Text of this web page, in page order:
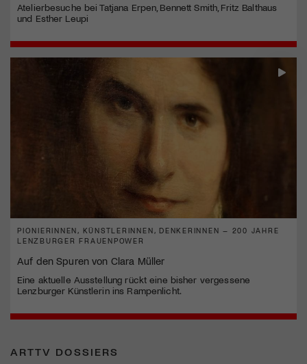
Atelierbesuche bei Tatjana Erpen, Bennett Smith, Fritz Balthaus
und Esther Leupi
PIONIERINNEN, KÜNSTLERINNEN, DENKERINNEN – 200 JAHRE
LENZBURGER FRAUENPOWER
Auf den Spuren von Clara Müller
Eine aktuelle Ausstellung rückt eine bisher vergessene
Lenzburger Künstlerin ins Rampenlicht.
ARTTV DOSSIERS